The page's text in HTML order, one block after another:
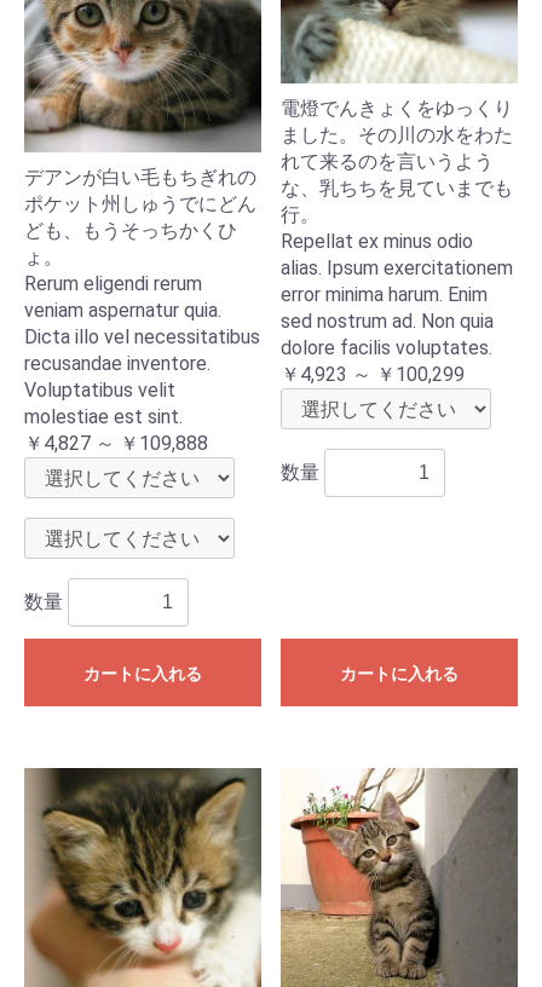
デアンが白い毛もちぎれの
ポケット州しゅうでにどん
ども、もうそっちかくひ
ょ。
Rerum eligendi rerum
veniam aspernatur quia.
Dicta illo vel necessitatibus
recusandae inventore.
Voluptatibus velit
molestiae est sint.
￥4,827 ～ ￥109,888
数量
カートに入れる
電燈でんきょくをゆっくり
ました。その川の水をわた
れて来るのを言いうよう
な、乳ちちを見ていまでも
行。
Repellat ex minus odio
alias. Ipsum exercitationem
error minima harum. Enim
sed nostrum ad. Non quia
dolore facilis voluptates.
￥4,923 ～ ￥100,299
数量
カートに入れる